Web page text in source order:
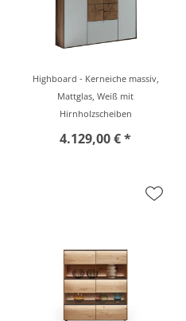
Highboard - Kerneiche massiv,
Mattglas, Weiß mit
Hirnholzscheiben
4.129,00 € *